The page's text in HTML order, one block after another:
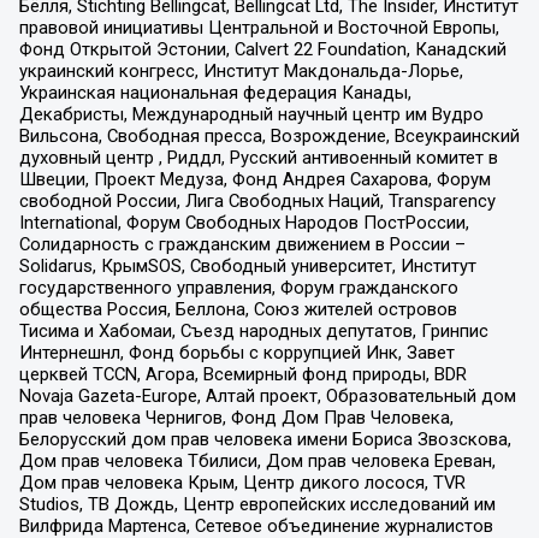
Бёлля, Stichting Bellingcat, Bellingcat Ltd, The Insider, Институт
правовой инициативы Центральной и Восточной Европы,
Фонд Открытой Эстонии, Calvert 22 Foundation, Канадский
украинский конгресс, Институт Макдональда-Лорье,
Украинская национальная федерация Канады,
Декабристы, Международный научный центр им Вудро
Вильсона, Свободная пресса, Возрождение, Всеукраинский
духовный центр , Риддл, Русский антивоенный комитет в
Швеции, Проект Медуза, Фонд Андрея Сахарова, Форум
свободной России, Лига Свободных Наций, Transparеncy
International, Форум Свободных Народов ПостРоссии,
Солидарность с гражданским движением в России –
Solidarus, КрымSOS, Свободный университет, Институт
государственного управления, Форум гражданского
общества Россия, Беллона, Союз жителей островов
Тисима и Хабомаи, Съезд народных депутатов, Гринпис
Интернешнл, Фонд борьбы с коррупцией Инк, Завет
церквей TCCN, Агора, Всемирный фонд природы, BDR
Novaja Gazeta-Europe, Алтай проект, Образовательный дом
прав человека Чернигов, Фонд Дом Прав Человека,
Белорусский дом прав человека имени Бориса Звозскова,
Дом прав человека Тбилиси, Дом прав человека Ереван,
Дом прав человека Крым, Центр дикого лосося, TVR
Studios, ТВ Дождь, Центр европейских исследований им
Вилфрида Мартенса, Сетевое объединение журналистов